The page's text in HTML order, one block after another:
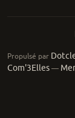
Propulsé par
Com'3Elles—